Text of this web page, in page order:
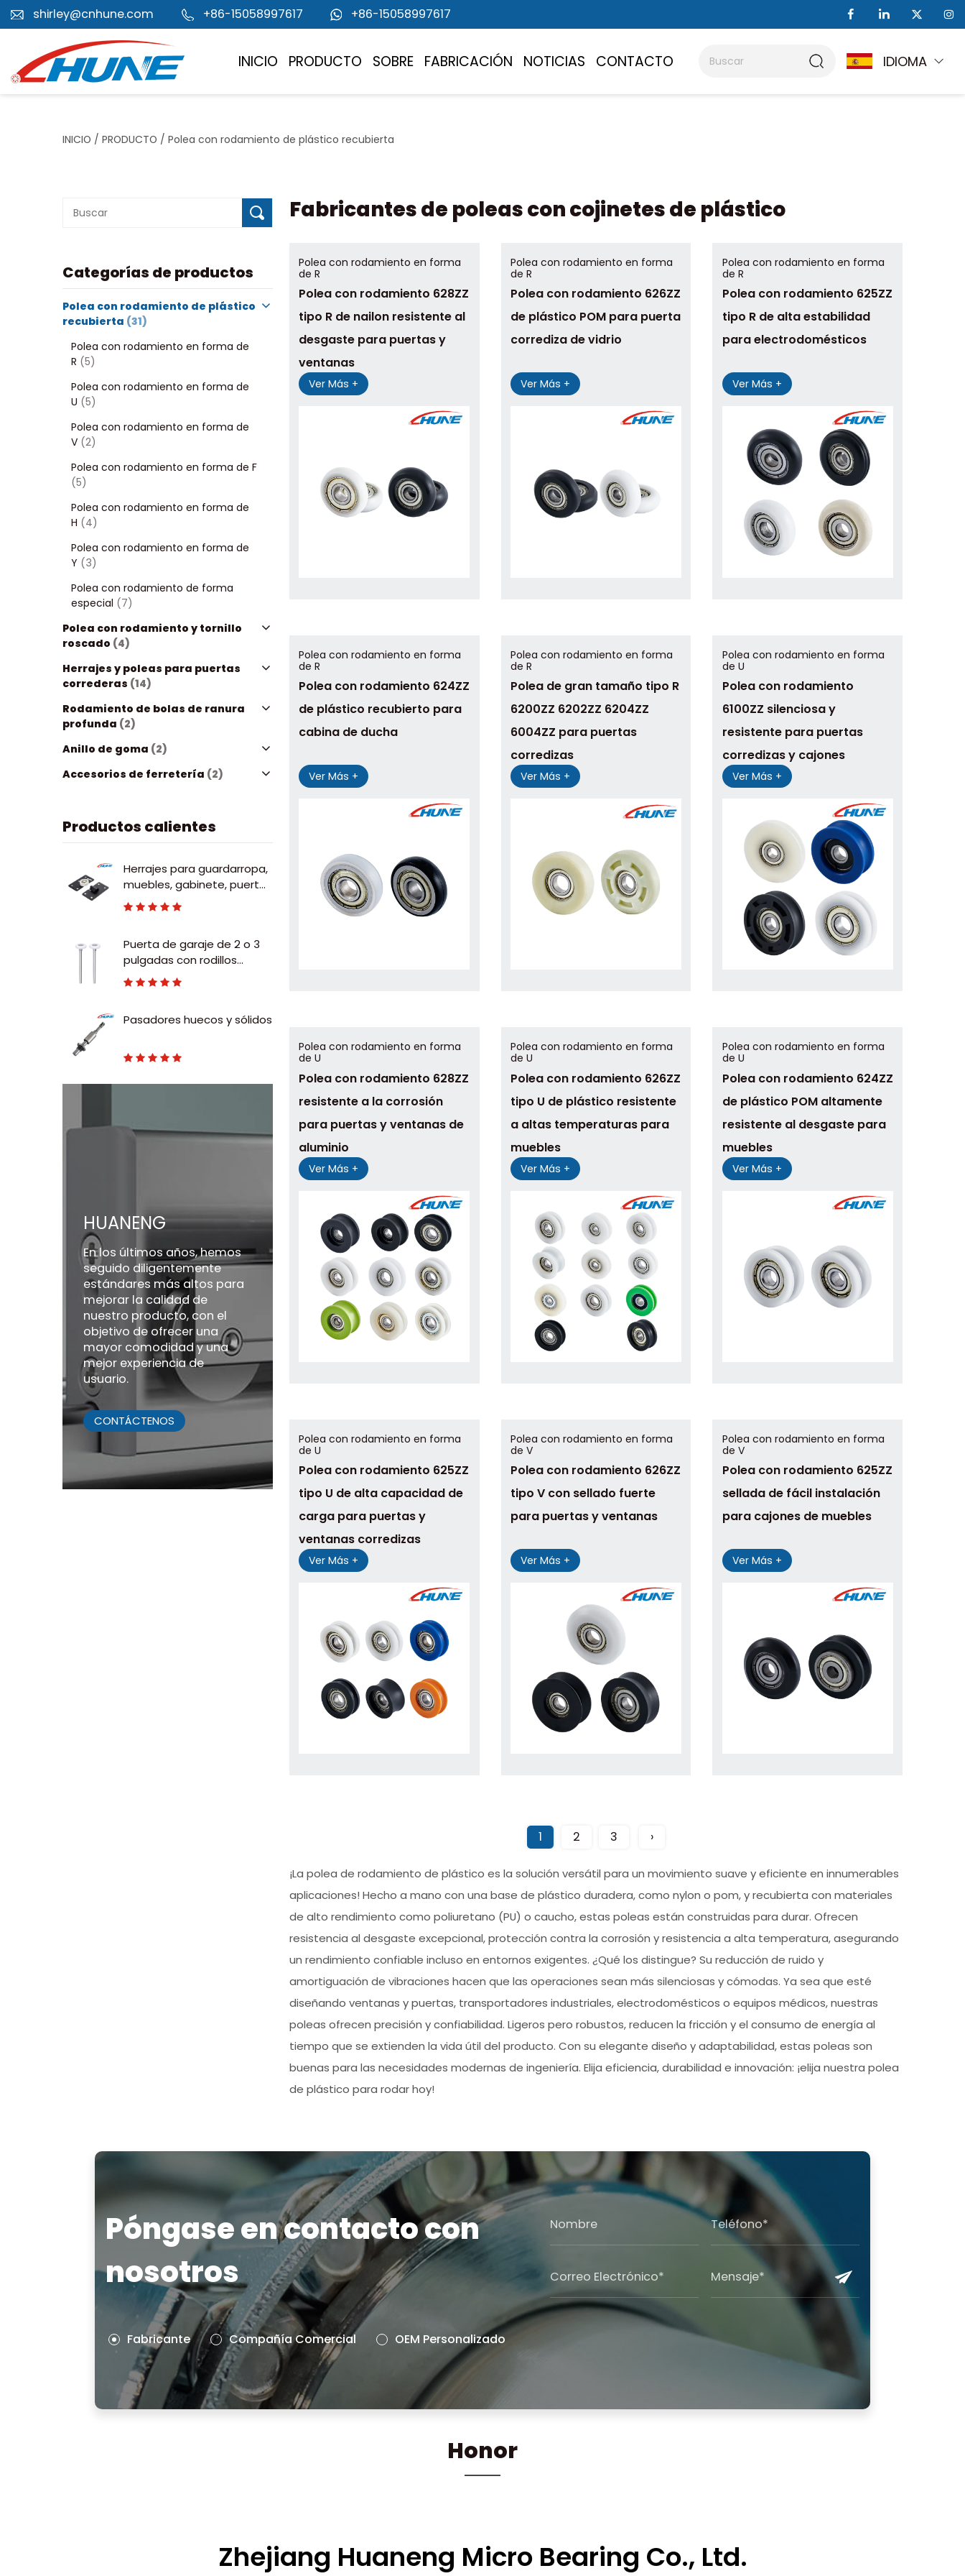
shirley@cnhune.com +86-15058997617 +86-15058997617
INICIO PRODUCTO SOBRE FABRICACIÓN NOTICIAS CONTACTO IDIOMA
INICIO / PRODUCTO / Polea con rodamiento de plástico recubierta
Categorías de productos
Polea con rodamiento de plástico
recubierta (31)
Polea con rodamiento en forma de
R (5)
Polea con rodamiento en forma de
U (5)
Polea con rodamiento en forma de
V (2)
Polea con rodamiento en forma de F
(5)
Polea con rodamiento en forma de
H (4)
Polea con rodamiento en forma de
Y (3)
Polea con rodamiento de forma
especial (7)
Polea con rodamiento y tornillo
roscado (4)
Herrajes y poleas para puertas
correderas (14)
Rodamiento de bolas de ranura
profunda (2)
Anillo de goma (2)
Accesorios de ferretería (2)
Productos calientes
Herrajes para guardarropa,
muebles, gabinete, puerta
corrediza ajustable, rodillo
deslizante de nailon
Puerta de garaje de 2 o 3
pulgadas con rodillos
deslizantes de nailon y
vástago de acero al
Pasadores huecos y sólidos
HUANENG
En los últimos años, hemos
seguido diligentemente
estándares más altos para
mejorar la calidad de
nuestro producto, con el
objetivo de ofrecer una
mayor comodidad y una
mejor experiencia de
usuario.
CONTÁCTENOS
Fabricantes de poleas con cojinetes de plástico
Polea con rodamiento en forma
de R
Polea con rodamiento 628ZZ
tipo R de nailon resistente al
desgaste para puertas y
ventanas
Ver Más +
Polea con rodamiento en forma
de R
Polea con rodamiento 626ZZ
de plástico POM para puerta
corrediza de vidrio
Ver Más +
Polea con rodamiento en forma
de R
Polea con rodamiento 625ZZ
tipo R de alta estabilidad
para electrodomésticos
Ver Más +
Polea con rodamiento en forma
de R
Polea con rodamiento 624ZZ
de plástico recubierto para
cabina de ducha
Ver Más +
Polea con rodamiento en forma
de R
Polea de gran tamaño tipo R
6200ZZ 6202ZZ 6204ZZ
6004ZZ para puertas
corredizas
Ver Más +
Polea con rodamiento en forma
de U
Polea con rodamiento
6100ZZ silenciosa y
resistente para puertas
corredizas y cajones
Ver Más +
Polea con rodamiento en forma
de U
Polea con rodamiento 628ZZ
resistente a la corrosión
para puertas y ventanas de
aluminio
Ver Más +
Polea con rodamiento en forma
de U
Polea con rodamiento 626ZZ
tipo U de plástico resistente
a altas temperaturas para
muebles
Ver Más +
Polea con rodamiento en forma
de U
Polea con rodamiento 624ZZ
de plástico POM altamente
resistente al desgaste para
muebles
Ver Más +
Polea con rodamiento en forma
de U
Polea con rodamiento 625ZZ
tipo U de alta capacidad de
carga para puertas y
ventanas corredizas
Ver Más +
Polea con rodamiento en forma
de V
Polea con rodamiento 626ZZ
tipo V con sellado fuerte
para puertas y ventanas
Ver Más +
Polea con rodamiento en forma
de V
Polea con rodamiento 625ZZ
sellada de fácil instalación
para cajones de muebles
Ver Más +
1 2 3 ›
¡La polea de rodamiento de plástico es la solución versátil para un movimiento suave y eficiente en innumerables
aplicaciones! Hecho a mano con una base de plástico duradera, como nylon o pom, y recubierta con materiales
de alto rendimiento como poliuretano (PU) o caucho, estas poleas están construidas para durar. Ofrecen
resistencia al desgaste excepcional, protección contra la corrosión y resistencia a alta temperatura, asegurando
un rendimiento confiable incluso en entornos exigentes. ¿Qué los distingue? Su reducción de ruido y
amortiguación de vibraciones hacen que las operaciones sean más silenciosas y cómodas. Ya sea que esté
diseñando ventanas y puertas, transportadores industriales, electrodomésticos o equipos médicos, nuestras
poleas ofrecen precisión y confiabilidad. Ligeros pero robustos, reducen la fricción y el consumo de energía al
tiempo que se extienden la vida útil del producto. Con su elegante diseño y adaptabilidad, estas poleas son
buenas para las necesidades modernas de ingeniería. Elija eficiencia, durabilidad e innovación: ¡elija nuestra polea
de plástico para rodar hoy!
Póngase en contacto con
nosotros
Fabricante Compañía Comercial OEM Personalizado
Honor
Zhejiang Huaneng Micro Bearing Co., Ltd.